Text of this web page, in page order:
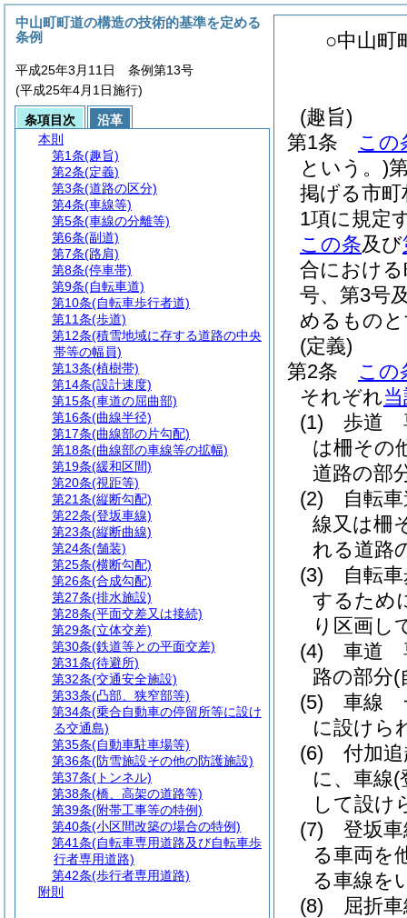
○中山町
(趣旨)
第1条
この
という。)
掲げる市
1項に規定
この条及び
合におけ
号、第3号
めるもの
(定義)
第2条
この
それぞれ
(1)
歩道
は柵その
道路の部
(2)
自転
線又は柵
れる道路
(3)
自転
するため
り区画し
(4)
車道
路の部分(
(5)
車線
に設けら
(6)
付加
に、車線(
して設け
(7)
登坂
る車両を
る車線を
(8)
屈折
中山町町道の構造の技術的基準を定める
条例
平成25年3月11日 条例第13号
(平成25年4月1日施行)
条項目次
沿革
本則
第1条(趣旨)
第2条(定義)
第3条(道路の区分)
第4条(車線等)
第5条(車線の分離等)
第6条(副道)
第7条(路肩)
第8条(停車帯)
第9条(自転車道)
第10条(自転車歩行者道)
第11条(歩道)
第12条(積雪地域に存する道路の中央
帯等の幅員)
第13条(植樹帯)
第14条(設計速度)
第15条(車道の屈曲部)
第16条(曲線半径)
第17条(曲線部の片勾配)
第18条(曲線部の車線等の拡幅)
第19条(緩和区間)
第20条(視距等)
第21条(縦断勾配)
第22条(登坂車線)
第23条(縦断曲線)
第24条(舗装)
第25条(横断勾配)
第26条(合成勾配)
第27条(排水施設)
第28条(平面交差又は接続)
第29条(立体交差)
第30条(鉄道等との平面交差)
第31条(待避所)
第32条(交通安全施設)
第33条(凸部、狭窄部等)
第34条(乗合自動車の停留所等に設け
る交通島)
第35条(自動車駐車場等)
第36条(防雪施設その他の防護施設)
第37条(トンネル)
第38条(橋、高架の道路等)
第39条(附帯工事等の特例)
第40条(小区間改築の場合の特例)
第41条(自転車専用道路及び自転車歩
行者専用道路)
第42条(歩行者専用道路)
附則